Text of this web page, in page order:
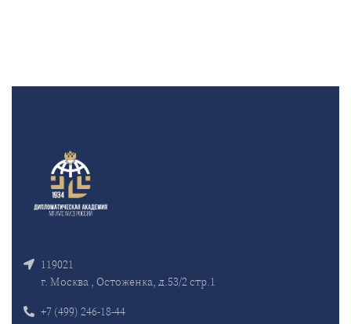
119021
г. Москва , Остоженка, д.53/2 стр.1
+7 (499) 246-18-44